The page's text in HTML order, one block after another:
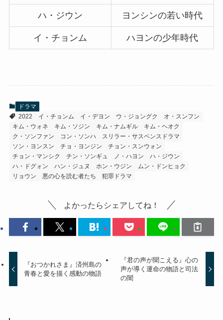
ハ・ジウン ヨンシンの若い時代
イ・チョンム ハヨンの少年時代
ドラマ
2022
イ・チョンム イ・デヨン ウ・ジョングク
オ・スンフン
キム・ウォネ
キム・ソジン キム・ナムギル
キム・ヘオク
ク・ソンファン
コン・ソンハ
スリラー・サスペンスドラマ
ソン・ヨンスン
チョ・ヨンジン
チョン・スンウォン
チョン・マンシク
チン・ソンギュ ノ・ハヨン
ハ・ジウン
ハ・ドグォン
ハン・ジュヌ ホン・ウジン
ムン・ドンヒョク
リョウン
悪の心を読む者たち 犯罪ドラマ
よかったらシェアしてね！
『おつかれさま』済州島の
青春と愛を描く感動の物語
『君の声が聞こえる』心の
声が導く運命の物語と司法
の闇